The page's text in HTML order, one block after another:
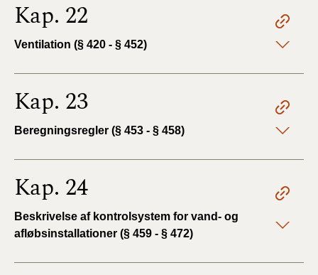
Kap. 22
Ventilation (§ 420 - § 452)
Kap. 23
Beregningsregler (§ 453 - § 458)
Kap. 24
Beskrivelse af kontrolsystem for vand- og
afløbsinstallationer (§ 459 - § 472)